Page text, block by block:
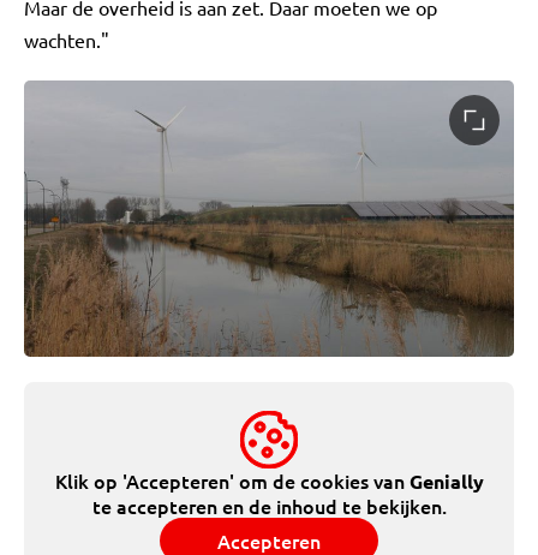
Maar de overheid is aan zet. Daar moeten we op
wachten."
Klik op 'Accepteren' om de cookies vanGenially
te accepteren en de inhoud te bekijken.
Accepteren